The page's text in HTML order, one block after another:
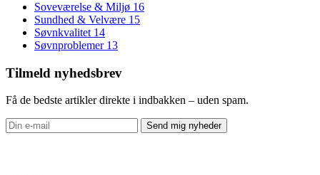
Soveværelse & Miljø 16
Sundhed & Velvære 15
Søvnkvalitet 14
Søvnproblemer 13
Tilmeld nyhedsbrev
Få de bedste artikler direkte i indbakken – uden spam.
Send mig nyheder